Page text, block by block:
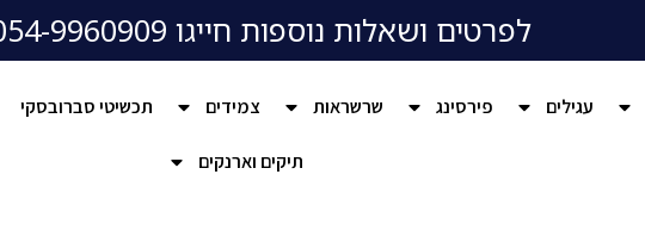
לפרטים ושאלות נוספות חייגו 054-9960909
עגילים פירסינג שרשראות צמידים תכשיטי סברובסקי
תיקים וארנקים